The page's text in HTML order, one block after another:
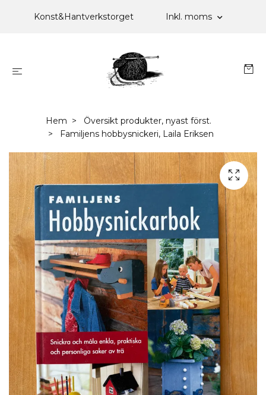
Konst&Hantverkstorget Inkl. moms
Hem
Översikt produkter, nyast först.
Familjens hobbysnickeri, Laila Eriksen